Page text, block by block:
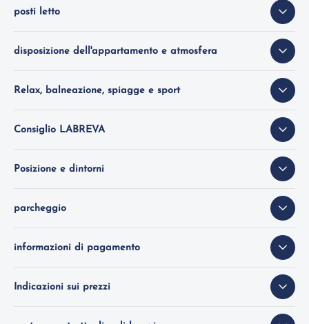
posti letto
disposizione dell'appartamento e atmosfera
Relax, balneazione, spiagge e sport
Consiglio LABREVA
Posizione e dintorni
parcheggio
informazioni di pagamento
Indicazioni sui prezzi